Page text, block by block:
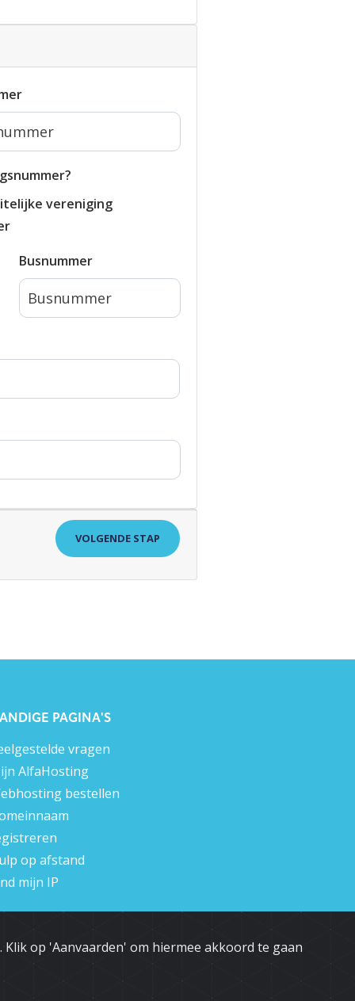
vereniging
Busnummer
VOLGENDE STAP
PAGINA'S
vragen
AlfaHosting
bestellen
op afstand
mijn IP
op 'Aanvaarden' om hiermee akkoord te gaan